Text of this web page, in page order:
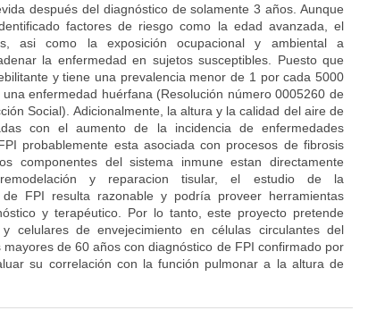
después del diagnóstico de solamente 3 años. Aunque
factores de riesgo como la edad avanzada, el
asi como la exposición ocupacional y ambiental a
la enfermedad en sujetos susceptibles. Puesto que
y tiene una prevalencia menor de 1 por cada 5000
enfermedad huérfana (Resolución número 0005260 de
Social). Adicionalmente, la altura y la calidad del aire de
con el aumento de la incidencia de enfermedades
probablemente esta asociada con procesos de fibrosis
componentes del sistema inmune estan directamente
y reparacion tisular, el estudio de la
FPI resulta razonable y podría proveer herramientas
y terapéutico. Por lo tanto, este proyecto pretende
celulares de envejecimiento en células circulantes del
de 60 años con diagnóstico de FPI confirmado por
su correlación con la función pulmonar a la altura de